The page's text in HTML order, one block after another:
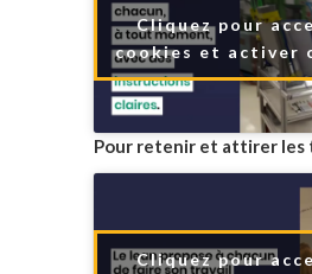
Cliquez pour
cookies et activer
Pour retenir et attirer les
Cliquez pour